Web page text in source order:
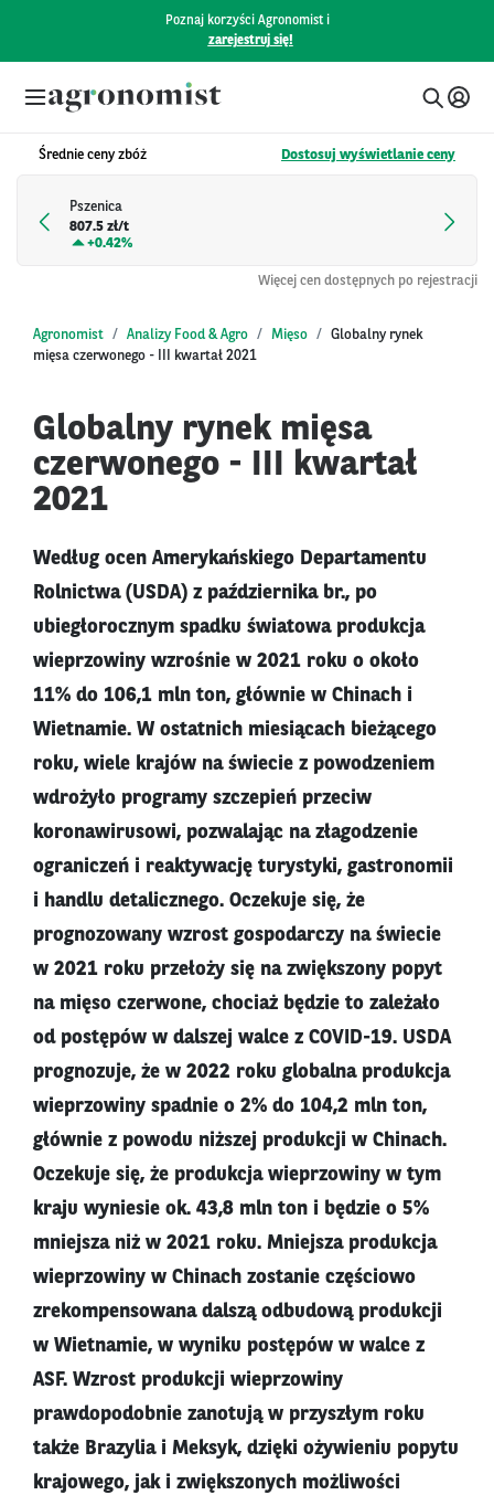
Poznaj korzyści Agronomist i
zarejestruj się!
Średnie ceny zbóż Dostosuj wyświetlanie ceny
Pszenica
807.5 zł/t
+0.42%
Więcej cen dostępnych po rejestracji
Agronomist Analizy Food & Agro Mięso
Globalny rynek
mięsa czerwonego - III kwartał 2021
Globalny rynek mięsa
czerwonego - III kwartał
2021
Według ocen Amerykańskiego Departamentu
Rolnictwa (USDA) z października br., po
ubiegłorocznym spadku światowa produkcja
wieprzowiny wzrośnie w 2021 roku o około
11% do 106,1 mln ton, głównie w Chinach i
Wietnamie. W ostatnich miesiącach bieżącego
roku, wiele krajów na świecie z powodzeniem
wdrożyło programy szczepień przeciw
koronawirusowi, pozwalając na złagodzenie
ograniczeń i reaktywację turystyki, gastronomii
i handlu detalicznego. Oczekuje się, że
prognozowany wzrost gospodarczy na świecie
w 2021 roku przełoży się na zwiększony popyt
na mięso czerwone, chociaż będzie to zależało
od postępów w dalszej walce z COVID-19. USDA
prognozuje, że w 2022 roku globalna produkcja
wieprzowiny spadnie o 2% do 104,2 mln ton,
głównie z powodu niższej produkcji w Chinach.
Oczekuje się, że produkcja wieprzowiny w tym
kraju wyniesie ok. 43,8 mln ton i będzie o 5%
mniejsza niż w 2021 roku. Mniejsza produkcja
wieprzowiny w Chinach zostanie częściowo
zrekompensowana dalszą odbudową produkcji
w Wietnamie, w wyniku postępów w walce z
ASF. Wzrost produkcji wieprzowiny
prawdopodobnie zanotują w przyszłym roku
także Brazylia i Meksyk, dzięki ożywieniu popytu
krajowego, jak i zwiększonych możliwości